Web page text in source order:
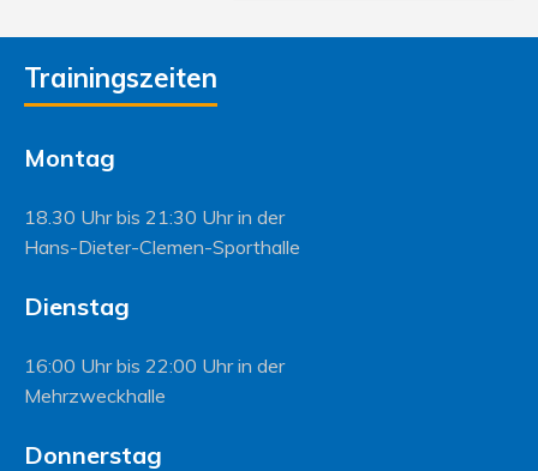
Trainingszeiten
Montag
18.30 Uhr bis 21:30 Uhr in der
Hans-Dieter-Clemen-Sporthalle
Dienstag
16:00 Uhr bis 22:00 Uhr in der
Mehrzweckhalle
Donnerstag